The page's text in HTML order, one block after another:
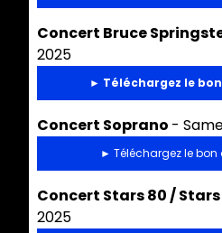
Concert Bruce
2025
► Téléchargez le
Concert Soprano -
► Téléchargez le
Concert Stars 80 /
2025